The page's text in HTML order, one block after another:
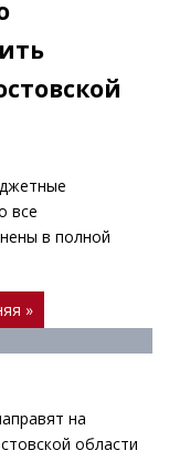
все
в полной
»
на
области